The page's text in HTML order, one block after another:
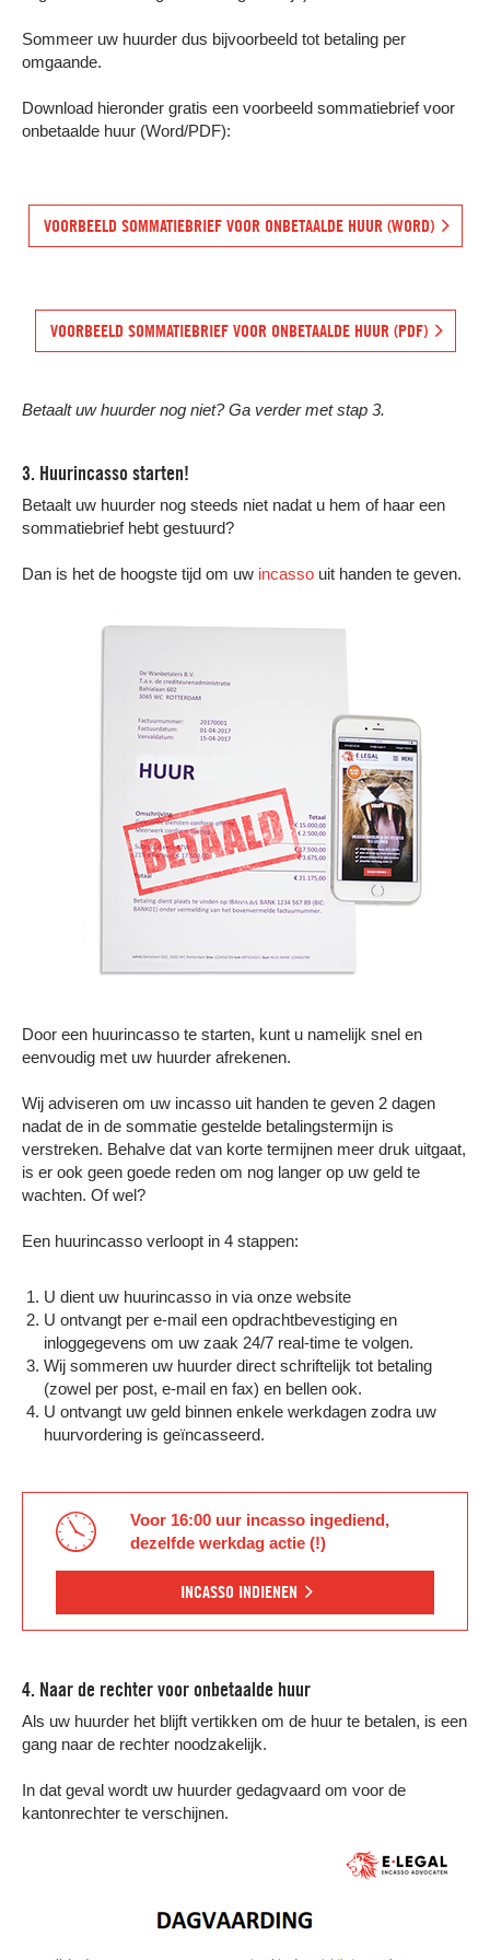
Sommeer uw huurder dus bijvoorbeeld tot betaling per
omgaande.
Download hieronder gratis een voorbeeld sommatiebrief voor
onbetaalde huur (Word/PDF):
VOORBEELD SOMMATIEBRIEF VOOR ONBETAALDE HUUR (WORD)
VOORBEELD SOMMATIEBRIEF VOOR ONBETAALDE HUUR (PDF)
Betaalt uw huurder nog niet? Ga verder met stap 3.
3. Huurincasso starten!
Betaalt uw huurder nog steeds niet nadat u hem of haar een
sommatiebrief hebt gestuurd?
Dan is het de hoogste tijd om uw incasso uit handen te geven.
Door een huurincasso te starten, kunt u namelijk snel en
eenvoudig met uw huurder afrekenen.
Wij adviseren om uw incasso uit handen te geven 2 dagen
nadat de in de sommatie gestelde betalingstermijn is
verstreken. Behalve dat van korte termijnen meer druk uitgaat,
is er ook geen goede reden om nog langer op uw geld te
wachten. Of wel?
Een huurincasso verloopt in 4 stappen:
U dient uw huurincasso in via onze website
U ontvangt per e-mail een opdrachtbevestiging en
inloggegevens om uw zaak 24/7 real-time te volgen.
Wij sommeren uw huurder direct schriftelijk tot betaling
(zowel per post, e-mail en fax) en bellen ook.
U ontvangt uw geld binnen enkele werkdagen zodra uw
huurvordering is geïncasseerd.
Voor 16:00 uur incasso ingediend,
dezelfde werkdag actie (!)
INCASSO INDIENEN
4. Naar de rechter voor onbetaalde huur
Als uw huurder het blijft vertikken om de huur te betalen, is een
gang naar de rechter noodzakelijk.
In dat geval wordt uw huurder gedagvaard om voor de
kantonrechter te verschijnen.